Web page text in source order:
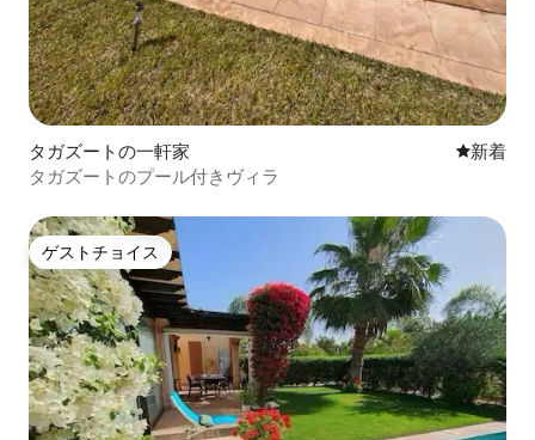
タガズートの一軒家 新しい宿
新着
タガズートのプール付きヴィラ
ゲストチョイス
ゲストチョイス